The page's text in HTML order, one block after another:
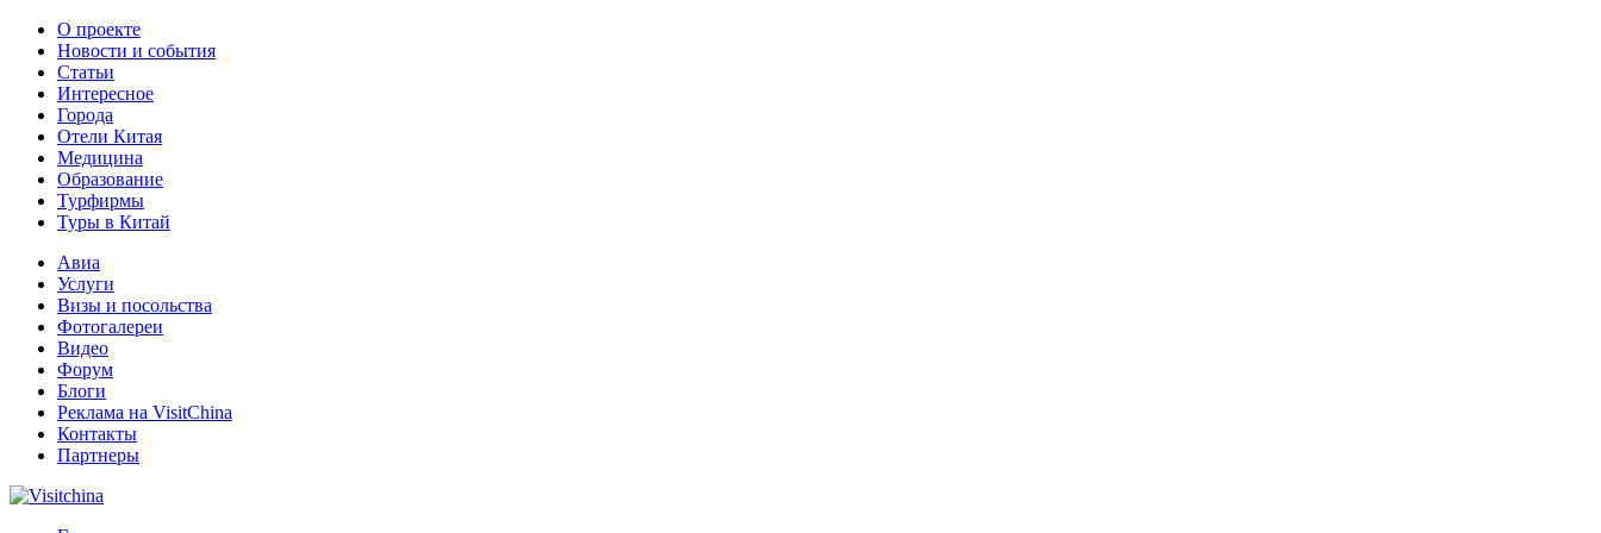
О проекте
Новости и события
Статьи
Интересное
Города
Отели Китая
Медицина
Образование
Турфирмы
Туры в Китай
Авиа
Услуги
Визы и посольства
Фотогалереи
Видео
Форум
Блоги
Реклама на VisitChina
Контакты
Партнеры